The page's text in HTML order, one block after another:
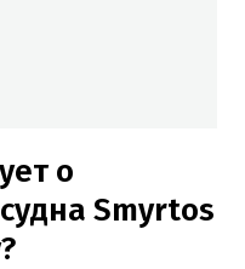
о
Smyrtos